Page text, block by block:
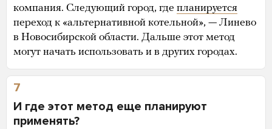
компания. Следующий город, где планируется
переход к «альтернативной котельной», — Линево
в Новосибирской области. Дальше этот метод
могут начать использовать и в других городах.
7
И где этот метод еще планируют
применять?